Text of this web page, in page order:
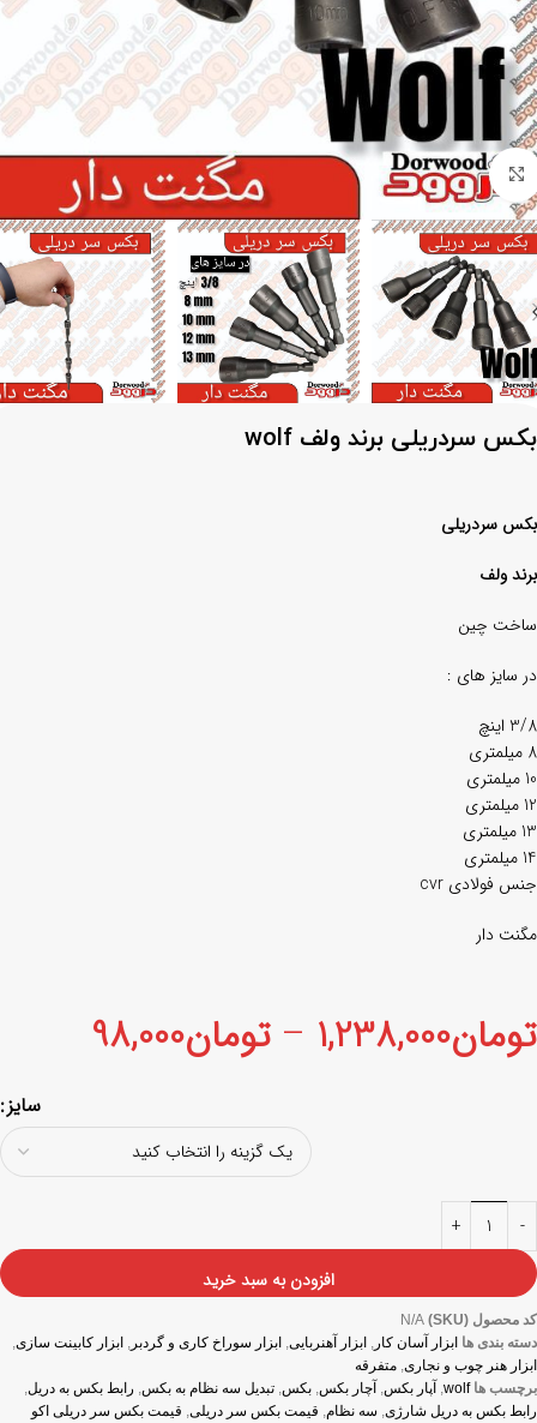
برای بزرگنمایی کلیک کنید
بکس سردریلی برند ولف wolf
بکس سردریلی
برند ولف
ساخت چین
در سایز های :
3/8 اینچ
8 میلمتری
10 میلمتری
12 میلمتری
13 میلمتری
14 میلمتری
جنس فولادی cvr
مگنت دار
تومان1,238,000
– تومان98,000
سایز
افزودن به سبد خرید
کد محصول (SKU)
N/A
دسته بندی ها ابزار آسان کار , ابزار آهنربایی, ابزار سوراخ کاری و گردبر , ابزار کابینت سازی,
ابزار هنر چوب و نجاری, متفرقه
برچسب ها wolf
, آپار بکس, آچار بکس, بکس, تبدیل سه نظام به بکس, رابط بکس به دریل,
رابط بکس به دریل شارژی, سه نظام, قیمت بکس سر دریلی, قیمت بکس سر دریلی اکو